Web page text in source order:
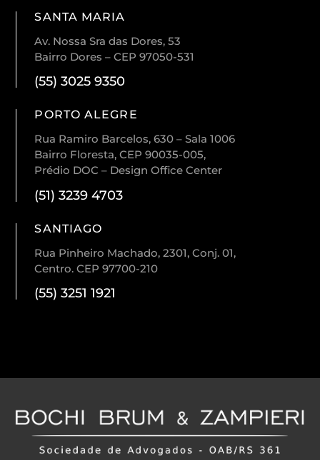
SANTA MARIA
Av. Nossa Sra das Dores, 53
Bairro Dores – CEP 97050-531
(55) 3025 9350
PORTO ALEGRE
Rua Ramiro Barcelos, 630 – Sala 1006
Bairro Floresta, CEP 90035-005,
Prédio DOC – Design Office Center
(51) 3239 4703
SANTIAGO
Rua Pinheiro Machado, 2301, Conj. 01,
Centro. CEP 97700-210
(55) 3251 1921